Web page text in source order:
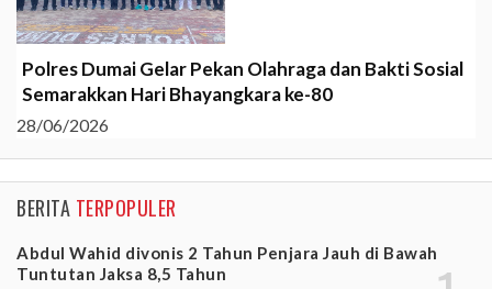
Polres Dumai Gelar Pekan Olahraga dan Bakti Sosial
Semarakkan Hari Bhayangkara ke-80
28/06/2026
BERITA TERPOPULER
Abdul Wahid divonis 2 Tahun Penjara Jauh di Bawah
Tuntutan Jaksa 8,5 Tahun